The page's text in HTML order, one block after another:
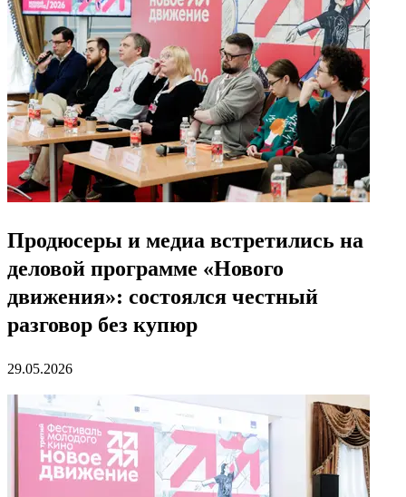
Продюсеры и медиа встретились на
деловой программе «Нового
движения»: состоялся честный
разговор без купюр
29.05.2026